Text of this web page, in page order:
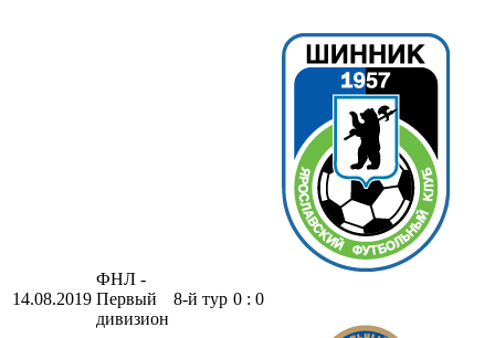
14.08.2019
ФНЛ -
Первый
дивизион
8-й тур 0 : 0